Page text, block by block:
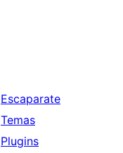
Escaparate
Temas
Plugins